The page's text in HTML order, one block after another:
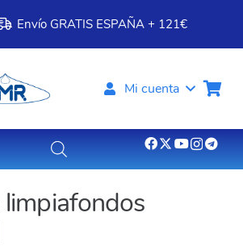
Envío GRATIS ESPAÑA + 121€
Mi cuenta
limpiafondos